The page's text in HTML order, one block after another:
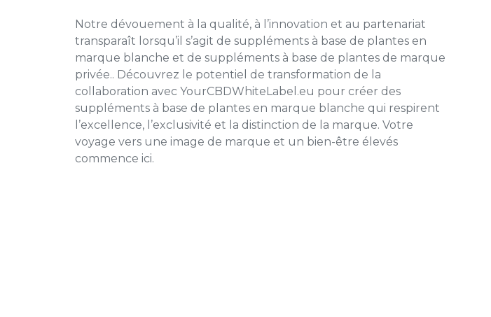
Notre dévouement à la qualité, à l’innovation et au partenariat
transparaît lorsqu’il s’agit de suppléments à base de plantes en
marque blanche et de suppléments à base de plantes de marque
privée.. Découvrez le potentiel de transformation de la
collaboration avec YourCBDWhiteLabel.eu pour créer des
suppléments à base de plantes en marque blanche qui respirent
l’excellence, l’exclusivité et la distinction de la marque. Votre
voyage vers une image de marque et un bien-être élevés
commence ici.